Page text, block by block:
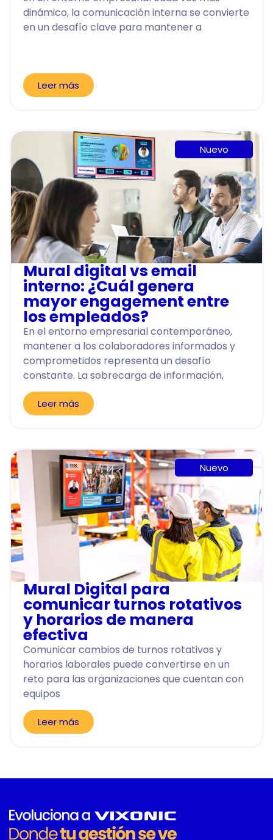
dinámico, la comunicación interna se convierte
en un desafío clave para mantener a
Leer más
Nuevo
Mural digital vs email
interno: ¿Cuál genera
mayor engagement entre
los empleados?
En el entorno empresarial contemporáneo,
mantener a los colaboradores informados y
comprometidos representa un desafío
constante. La sobrecarga de información,
Leer más
Nuevo
Mural Digital para
comunicar turnos rotativos
y horarios de manera
efectiva
Comunicar cambios de turnos rotativos y
horarios laborales puede convertirse en un
reto para las organizaciones que cuentan con
equipos
Leer más